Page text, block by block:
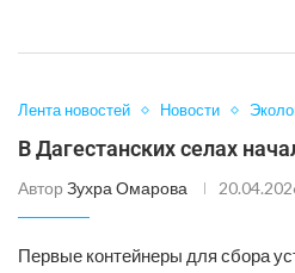
Лента новостей Новости
В Дагестанских селах
Автор Зухра Омарова
Первые контейнеры для сбора